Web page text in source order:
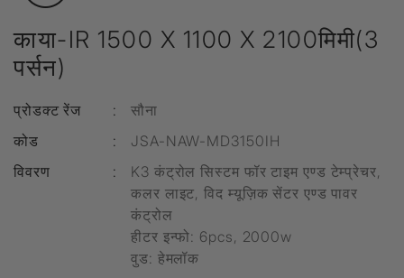
काया-IR 1500 X 1100 X 2100मिमी(3
पर्सन)
प्रोडक्ट रेंज :
सौना
कोड
:
JSA-NAW-MD3150IH
विवरण
:
K3 कंट्रोल सिस्टम फॉर टाइम एण्ड टेम्प्रेचर,
कलर लाइट, विद म्यूज़िक सेंटर एण्ड पावर
कंट्रोल
हीटर इन्फो: 6pcs, 2000w
वुड: हेमलॉक